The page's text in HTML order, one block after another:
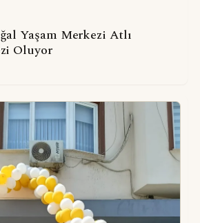
Yaşam Merkezi Atlı
Oluyor